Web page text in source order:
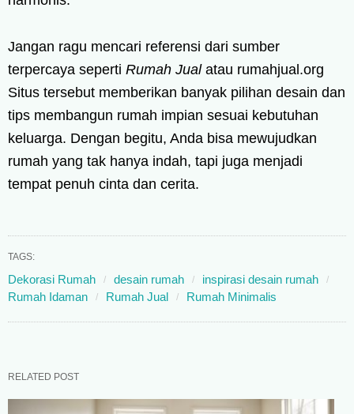
Jangan ragu mencari referensi dari sumber
terpercaya seperti Rumah Jualatau rumahjual.org
Situs tersebut memberikan banyak pilihan desain dan
tips membangun rumah impian sesuai kebutuhan
keluarga. Dengan begitu, Anda bisa mewujudkan
rumah yang tak hanya indah, tapi juga menjadi
tempat penuh cinta dan cerita.
TAGS:
Dekorasi Rumah desain rumah
inspirasi desain rumah
Rumah Idaman
Rumah Jual Rumah Minimalis
RELATED POST